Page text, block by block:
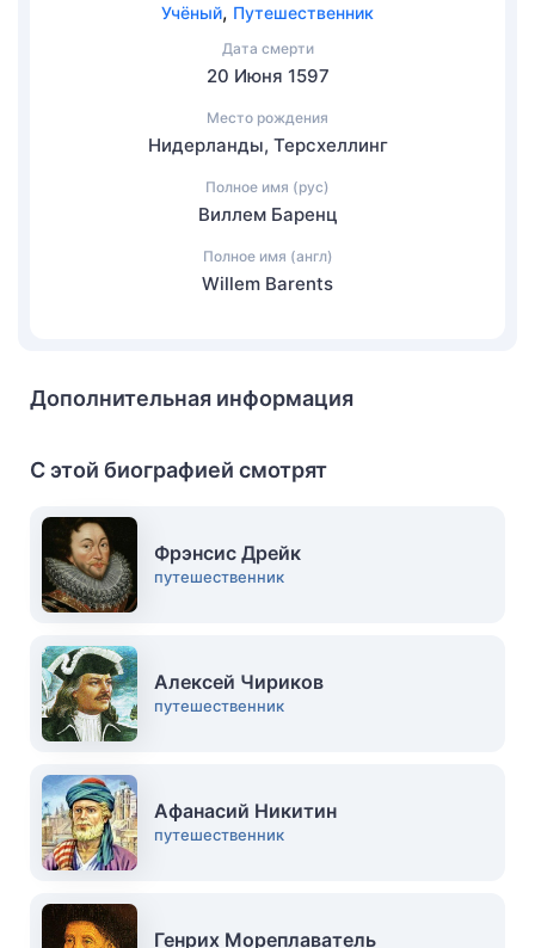
Учёный, Путешественник
Дата смерти
20 Июня 1597
Место рождения
Нидерланды, Терсхеллинг
Полное имя (рус)
Виллем Баренц
Полное имя (англ)
Willem Barents
Дополнительная информация
С этой биографией смотрят
Фрэнсис Дрейк
путешественник
Алексей Чириков
путешественник
Афанасий Никитин
путешественник
Генрих Мореплаватель